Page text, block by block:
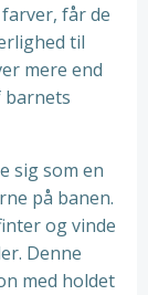
får de
til
mere end
barnets
sig som en
på banen.
og vinde
Denne
med holdet